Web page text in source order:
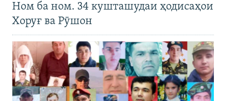
Ном ба ном. 34 кушташудаи ҳодисаҳои
Хоруғ ва Рӯшон